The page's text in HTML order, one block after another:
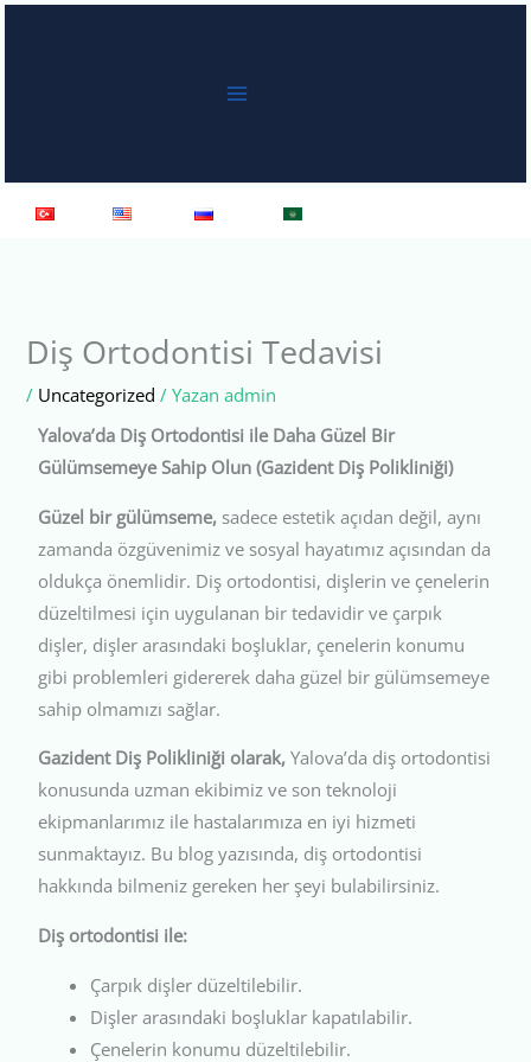
Türkçe English
Diş Ortodontisi Tedavisi
/ Uncategorized / Yazan admin
Yalova’da Diş Ortodontisi ile Daha Güzel Bir
Gülümsemeye Sahip Olun (Gazident Diş Polikliniği)
Güzel bir gülümseme, sadece estetik açıdan değil, aynı
zamanda özgüvenimiz ve sosyal hayatımız açısından da
oldukça önemlidir. Diş ortodontisi, dişlerin ve çenelerin
düzeltilmesi için uygulanan bir tedavidir ve çarpık
dişler, dişler arasındaki boşluklar, çenelerin konumu
gibi problemleri gidererek daha güzel bir gülümsemeye
sahip olmamızı sağlar.
Gazident Diş Polikliniği olarak, Yalova’da diş ortodontisi
konusunda uzman ekibimiz ve son teknoloji
ekipmanlarımız ile hastalarımıza en iyi hizmeti
sunmaktayız. Bu blog yazısında, diş ortodontisi
hakkında bilmeniz gereken her şeyi bulabilirsiniz.
Diş ortodontisi ile:
Çarpık dişler düzeltilebilir.
Dişler arasındaki boşluklar kapatılabilir.
Çenelerin konumu düzeltilebilir.